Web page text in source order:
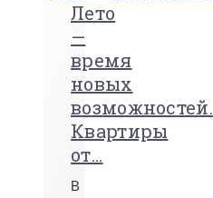
Лето
—
время
новых
возможностей.
Квартиры
от...
В